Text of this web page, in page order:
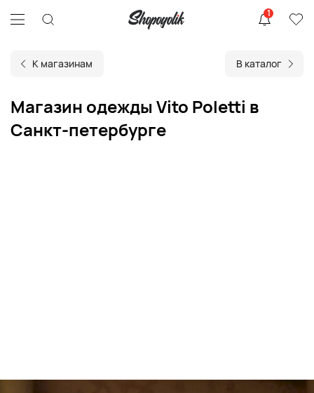
1
К магазинам В каталог
Магазин одежды Vito Poletti в
Санкт-петербурге